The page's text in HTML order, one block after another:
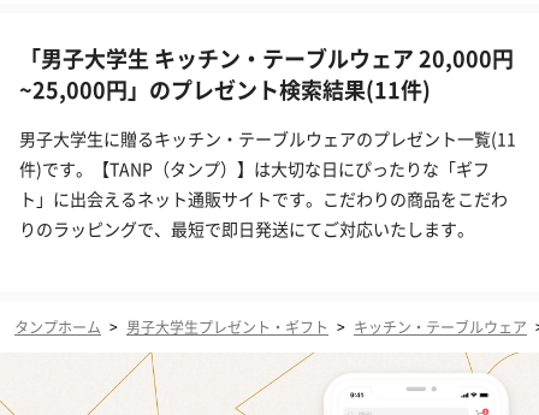
「男子大学生 キッチン・テーブルウェア 20,000円
~25,000円」のプレゼント検索結果(11件)
男子大学生に贈るキッチン・テーブルウェアのプレゼント一覧(11
件)です。【TANP（タンプ）】は大切な日にぴったりな「ギフ
ト」に出会えるネット通販サイトです。こだわりの商品をこだわ
りのラッピングで、最短で即日発送にてご対応いたします。
タンプホーム > 男子大学生プレゼント・ギフト > キッチン・テーブルウェア